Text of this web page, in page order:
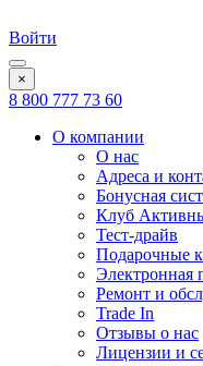
Войти
×
8 800 777 73 60
О компании
О нас
Адреса и
Бонусная
Клуб
Тест-драйв
Подарочные
Электронная
Ремонт и
Trade In
Отзывы о нас
Лицензии и